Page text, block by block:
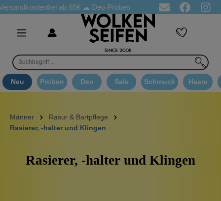
ab 65€☁ Deo Proben in jeder Bestellung ☁ Goodie
Neu Proben Deo Sale Schmuck Haare
Männer
Rasur & Bartpflege
Rasierer, -halter und Klingen
Rasierer, -halter und Klingen